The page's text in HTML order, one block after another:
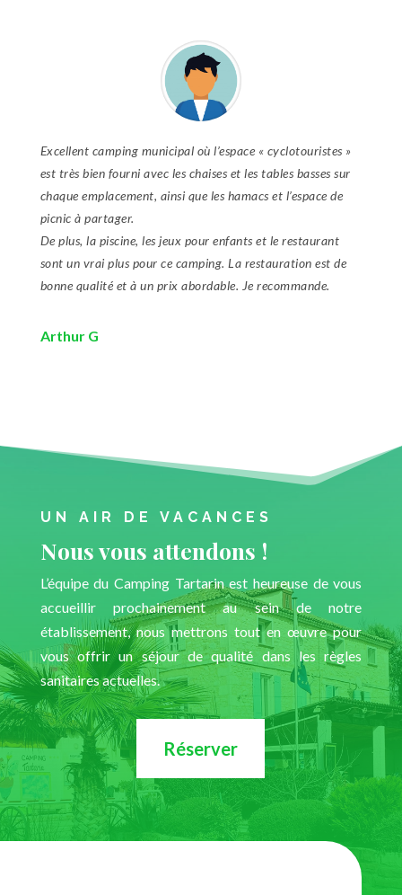
Excellent camping municipal où l’espace « cyclotouristes »
est très bien fourni avec les chaises et les tables basses sur
chaque emplacement, ainsi que les hamacs et l’espace de
picnic à partager.
De plus, la piscine, les jeux pour enfants et le restaurant
sont un vrai plus pour ce camping. La restauration est de
bonne qualité et à un prix abordable. Je recommande.
Arthur G
UN AIR DE VACANCES
Nous vous attendons !
L’équipe du Camping Tartarin est heureuse de vous
accueillir prochainement au sein de notre
établissement, nous mettrons tout en œuvre pour
vous offrir un séjour de qualité dans les règles
sanitaires actuelles.
Réserver